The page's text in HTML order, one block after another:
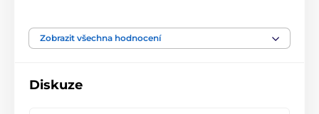
Zobrazit všechna hodnocení
Diskuze